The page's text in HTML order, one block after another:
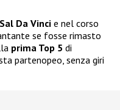
Sal Da Vinci e nel corso
se fosse rimasto
prima Top 5 di
partenopeo, senza giri